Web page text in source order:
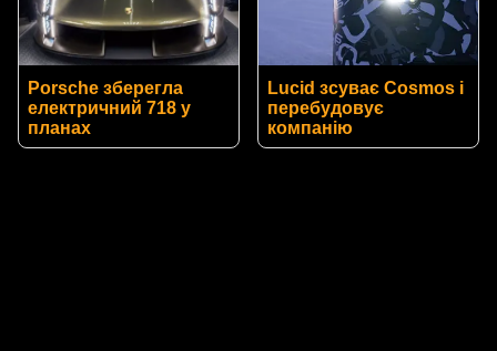
Porsche зберегла
електричний 718 у
планах
Lucid зсуває Cosmos і
перебудовує
компанію